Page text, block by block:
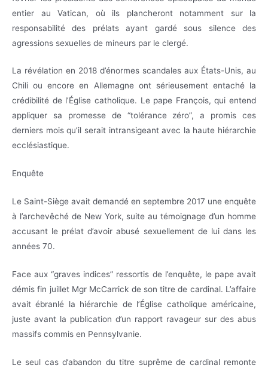
entier au Vatican, où ils plancheront notamment sur la
responsabilité des prélats ayant gardé sous silence des
agressions sexuelles de mineurs par le clergé.
La révélation en 2018 d’énormes scandales aux États-Unis, au
Chili ou encore en Allemagne ont sérieusement entaché la
crédibilité de l’Église catholique. Le pape François, qui entend
appliquer sa promesse de “tolérance zéro”, a promis ces
derniers mois qu’il serait intransigeant avec la haute hiérarchie
ecclésiastique.
Enquête
Le Saint-Siège avait demandé en septembre 2017 une enquête
à l’archevêché de New York, suite au témoignage d’un homme
accusant le prélat d’avoir abusé sexuellement de lui dans les
années 70.
Face aux “graves indices” ressortis de l’enquête, le pape avait
démis fin juillet Mgr McCarrick de son titre de cardinal. L’affaire
avait ébranlé la hiérarchie de l’Église catholique américaine,
juste avant la publication d’un rapport ravageur sur des abus
massifs commis en Pennsylvanie.
Le seul cas d’abandon du titre suprême de cardinal remonte